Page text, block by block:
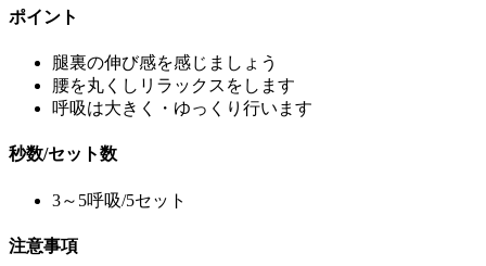
ポイント
腿裏の伸び感を感じましょう
腰を丸くしリラックスをします
呼吸は大きく・ゆっくり行います
秒数/セット数
3～5呼吸/5セット
注意事項